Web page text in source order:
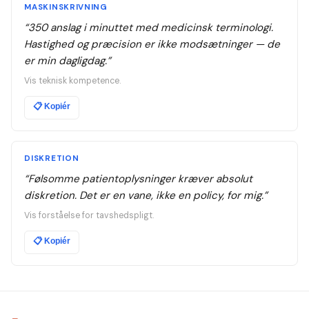
MASKINSKRIVNING
“350 anslag i minuttet med medicinsk terminologi.
Hastighed og præcision er ikke modsætninger — de
er min dagligdag.”
Vis teknisk kompetence.
📋Kopiér
DISKRETION
“Følsomme patientoplysninger kræver absolut
diskretion. Det er en vane, ikke en policy, for mig.”
Vis forståelse for tavshedspligt.
📋Kopiér